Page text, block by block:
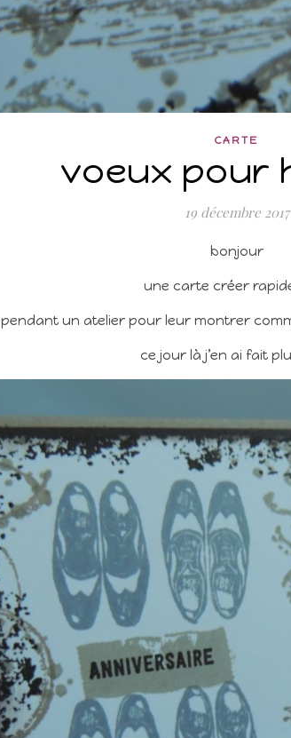
CARTE
voeux pour
19 décembre 2017
bonjour
une carte créer
pendant un atelier pour leur montrer
ce jour là j’en ai fait